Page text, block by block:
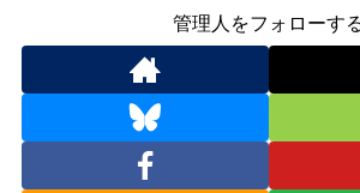
管理人をフォローす